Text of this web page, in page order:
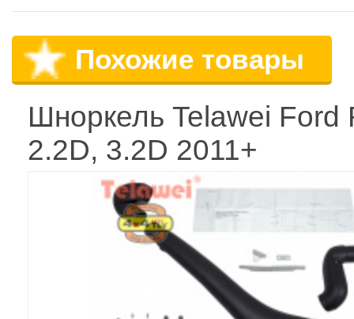
Похожие товары
Шноркель Telawei Ford
2.2D, 3.2D 2011+